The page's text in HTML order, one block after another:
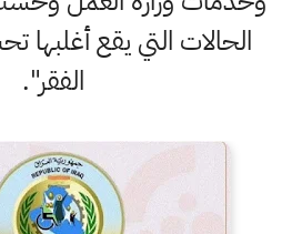
الحالات التي يقع
الفقر".